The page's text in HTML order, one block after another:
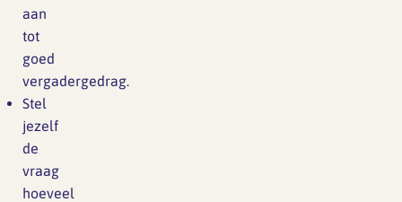
aan
tot
goed
vergadergedrag.
Stel
jezelf
de
vraag
hoeveel